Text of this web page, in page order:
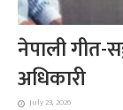
नेपाली गीत-
अधिकारी
July 23, 2026